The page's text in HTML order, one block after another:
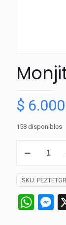
$ 6.000
158 disponibles
cantidad
SKU: